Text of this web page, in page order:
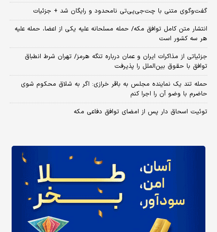
گفت‌وگوی متنی با چت‌جی‌پی‌تی نامحدود و رایگان شد + جزئیات
انتشار متن کامل توافق مکه/ حمله مسلحانه علیه یکی از اعضا، حمله علیه
هر سه کشور است
جزئیاتی از مذاکرات ایران و عمان درباره تنگه هرمز/ تهران شرط انطباق
توافق با حقوق بین‌الملل را پذیرفت
حمله تند یک نماینده مجلس به باقر خرازی: اگر به شلاق محکوم شوی
حاضرم با وضو آن را اجرا کنم
توئیت اسحاق دار پس از امضای توافق دفاعی مکه